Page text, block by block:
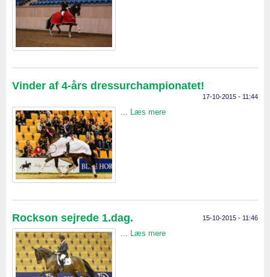
Vinder af 4-års dressurchampionatet!
17-10-2015 - 11:44
Læs mere
Rockson sejrede 1.dag. 15-10-2015 - 11:46
... Læs mere